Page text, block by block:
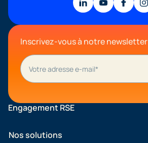
Inscrivez-vous à notre newsletter
Engagement RSE
Nos solutions